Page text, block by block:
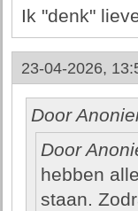
Ik "denk"
23-04-2026,
Door
Door
hebben
staan.